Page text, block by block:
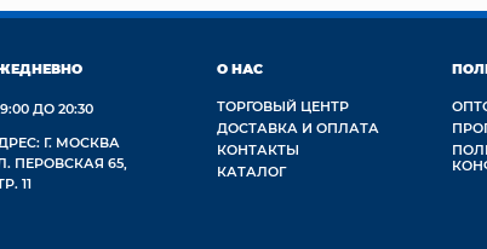
ДО 20:30
Г. МОСКВА
ПЕРОВСКАЯ 65,
11
О НАС
ТОРГОВЫЙ ЦЕНТР
ДОСТАВКА И ОПЛАТА
КОНТАКТЫ
КАТАЛОГ